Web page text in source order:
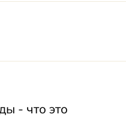
- что это